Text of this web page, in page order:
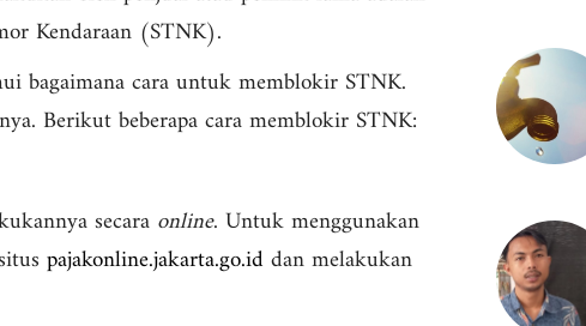
Kendaraan (STNK).
bagaimana cara untuk memblokir STNK.
Berikut beberapa cara memblokir STNK:
secara online. Untuk menggunakan
pajakonline.jakarta.go.id dan melakukan